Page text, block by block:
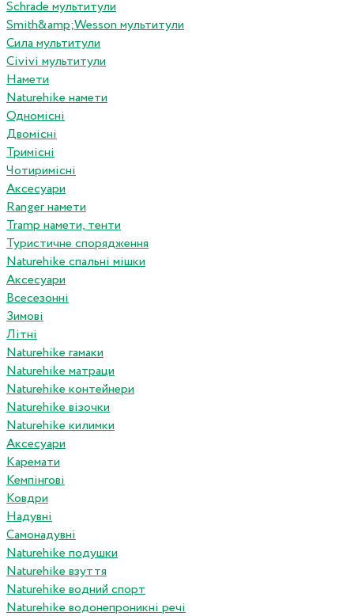
Schrade мультитули
Smith&amp;Wesson мультитули
Сила мультитули
Civivi мультитули
Намети
Naturehike намети
Одномісні
Двомісні
Тримісні
Чотиримісні
Аксесуари
Ranger намети
Tramp намети, тенти
Туристичне спорядження
Naturehike спальні мішки
Аксесуари
Всесезонні
Зимові
Літні
Naturehike гамаки
Naturehike матраци
Naturehike контейнери
Naturehike візочки
Naturehike килимки
Аксесуари
Каремати
Кемпінгові
Ковдри
Надувні
Самонадувні
Naturehike подушки
Naturehike взуття
Naturehike водний спорт
Naturehike водонепроникні речі